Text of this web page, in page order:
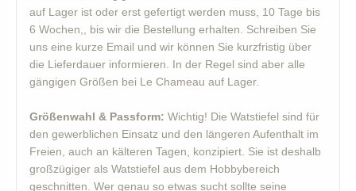
auf Lager ist oder erst gefertigt werden muss, 10 Tage bis
6 Wochen,, bis wir die Bestellung erhalten. Schreiben Sie
uns eine kurze Email und wir können Sie kurzfristig über
die Lieferdauer informieren. In der Regel sind aber alle
gängigen Größen bei Le Chameau auf Lager.
Größenwahl & Passform: Wichtig! Die Watstiefel sind für
den gewerblichen Einsatz und den längeren Aufenthalt im
Freien, auch an kälteren Tagen, konzipiert. Sie ist deshalb
großzügiger als Watstiefel aus dem Hobbybereich
geschnitten. Wer genau so etwas sucht sollte seine